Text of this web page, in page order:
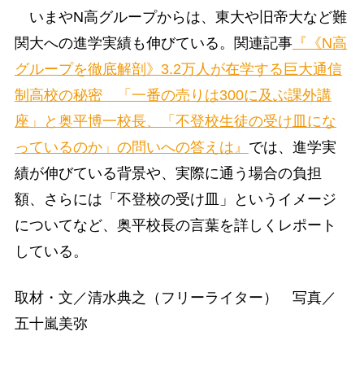
いまやN高グループからは、東大や旧帝大など難
関大への進学実績も伸びている。関連記事『《N高
グループを徹底解剖》3.2万人が在学する巨大通信
制高校の秘密 「一番の売りは300に及ぶ課外講
座」と奥平博一校長、「不登校生徒の受け皿にな
っているのか」の問いへの答えは』 では、進学実
績が伸びている背景や、実際に通う場合の負担
額、さらには「不登校の受け皿」というイメージ
についてなど、奥平校長の言葉を詳しくレポート
している。
取材・文／清水典之（フリーライター） 写真／
五十嵐美弥